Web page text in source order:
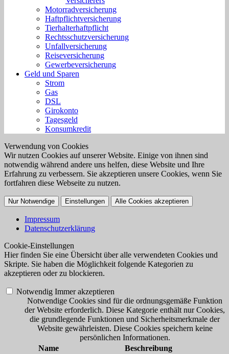
Motorradversicherung
Haftpflichtversicherung
Tierhalterhaftpflicht
Rechtsschutzversicherung
Unfallversicherung
Reiseversicherung
Gewerbeversicherung
Geld und Sparen
Strom
Gas
DSL
Girokonto
Tagesgeld
Konsumkredit
Verwendung von Cookies
Wir nutzen Cookies auf unserer Website. Einige von ihnen sind
notwendig während andere uns helfen, diese Website und Ihre
Erfahrung zu verbessern. Sie akzeptieren unsere Cookies, wenn Sie
fortfahren diese Webseite zu nutzen.
Nur Notwendige Einstellungen Alle Cookies akzeptieren
Impressum
Datenschutzerklärung
Cookie-Einstellungen
Hier finden Sie eine Übersicht über alle verwendeten Cookies und
Skripte. Sie haben die Möglichkeit folgende Kategorien zu
akzeptieren oder zu blockieren.
Notwendig Immer akzeptieren
Notwendige Cookies sind für die ordnungsgemäße Funktion
der Website erforderlich. Diese Kategorie enthält nur Cookies,
die grundlegende Funktionen und Sicherheitsmerkmale der
Website gewährleisten. Diese Cookies speichern keine
persönlichen Informationen.
Name
Beschreibung